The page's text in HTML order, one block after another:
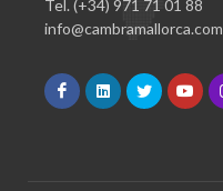
Tel. (+34) 971 71 01 88
info@cambramallorca.com